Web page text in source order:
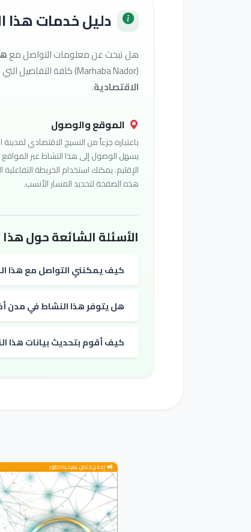
دليل خدمات هذا
هل تبحث عن معلومات التواصل مع
(Marhaba Nador) كافة التفاصيل التي تحتاجها للوصول إلى أفضل الخدمات في تصنيف
الاقتصادية.
الموقع والوصول
باعتباره جزءاً من النسيج الاقتصادي لمدينة
يسهل الوصول إلى هذا النشاط عبر المواقع
الإقليم. يمكنك استخدام الخريطة
هذه الصفحة لتحديد المسار الأنسب.
الأسئلة الشائعة حول
كيف يمكنني التواصل مع هذا
هل يتوفر هذا النشاط في مدن
كيف أقوم بتحديث بيانات هذا
إعلان خاص بمرحباناظور